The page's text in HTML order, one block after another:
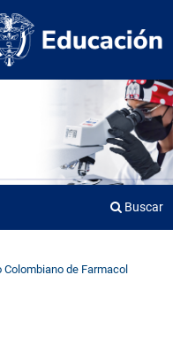
Buscar
de Farmacol